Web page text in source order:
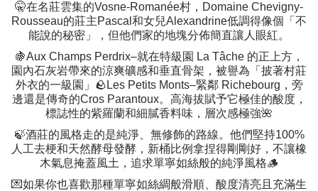
🤫在名莊雲集的Vosne-Romanée村，Domaine Chevigny-
Rousseau的莊主Pascal和女兒Alexandrine低調得像個「不
能說的秘密」，但他們家的地塊分佈簡直讓人眼紅。
🍇Aux Champs Perdrix–就在特級園 La Tâche 的正上方，
園內石灰岩帶來的涼爽礦感和垂直骨架，被譽為「披著村莊
外衣的一級園」🪨Les Petits Monts–緊鄰 Richebourg，旁
邊還是傳奇的Cros Parantoux。高海拔賦予它極佳的酸度，
標誌性的紫羅蘭和細膩香料味，層次感極強🌺
🍃酒莊的風格走的是純淨、無修飾的路線。他們堅持100%
人工去梗和天然酵母發酵，新桶比例拿捏得剛剛好，不讓橡
木氣息掩蓋風土，追求單寧如絲般的純淨風格🪵
💌如果你也喜歡那種單寧如絲綢般滑順、酸度清亮且充滿生